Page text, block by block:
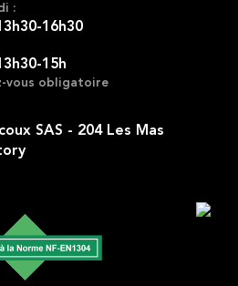
:
16h30
15h
vous obligatoire
SAS - 204 Les Mas